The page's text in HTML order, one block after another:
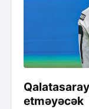
etməyəcək